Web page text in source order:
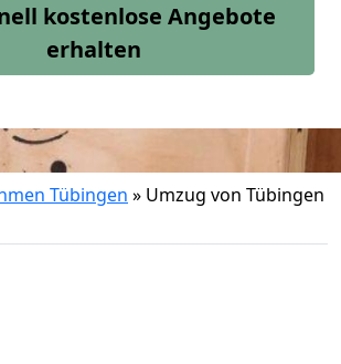
kostenlose Angebote
erhalten
Tübingen » Umzug von Tübingen